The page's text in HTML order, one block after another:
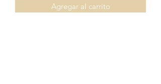
Agregar al carrito